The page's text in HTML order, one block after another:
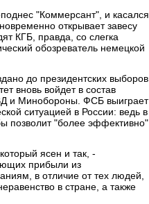
"Коммерсант", и касался
открывает завесу
КГБ, правда, со слегка
обозреватель немецкой
до президентских выборов
вновь войдет в состав
и Минобороны. ФСБ выиграет
ситуацией в России: ведь в
позволит "более эффективно"
ясен и так, -
прибыли из
в отличие от тех людей,
в стране, а также